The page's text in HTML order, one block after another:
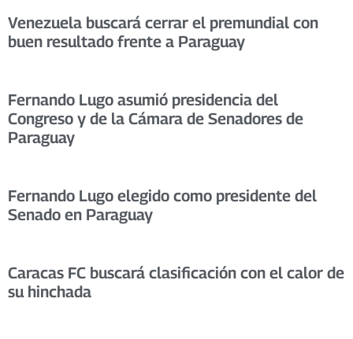
Venezuela buscará cerrar el premundial con
buen resultado frente a Paraguay
Fernando Lugo asumió presidencia del
Congreso y de la Cámara de Senadores de
Paraguay
Fernando Lugo elegido como presidente del
Senado en Paraguay
Caracas FC buscará clasificación con el calor de
su hinchada